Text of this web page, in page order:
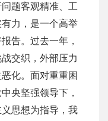
题客观精准、工
力，是一个高举
告。过去一年，
交织，外部压力
化。面对重重困
央坚强领导下，
思想为指导，我